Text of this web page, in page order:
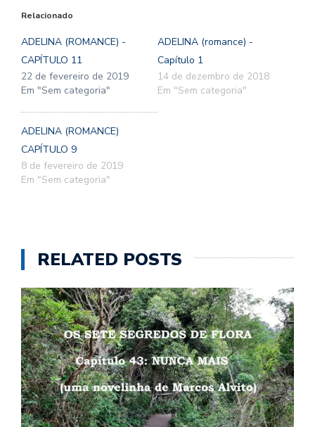
Relacionado
ADELINA (ROMANCE) -
CAPÍTULO 11
22 de fevereiro de 2019
Em "Sem categoria"
ADELINA (romance) -
Capítulo 1
14 de dezembro de 2018
Em "Sem categoria"
ADELINA (ROMANCE)
CAPÍTULO 9
8 de fevereiro de 2019
Em "Sem categoria"
RELATED POSTS